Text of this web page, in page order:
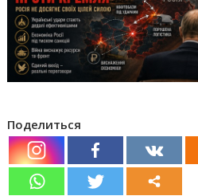
Поделиться